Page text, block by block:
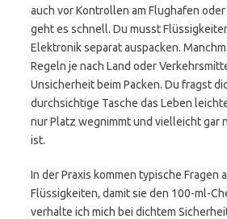
auch vor Kontrollen am Flughafen
geht es schnell. Du musst
Elektronik separat auspacken.
Regeln je nach Land oder
Unsicherheit beim Packen. Du fragst
durchsichtige Tasche das Leben
nur Platz wegnimmt und vielleicht gar
ist.
In der Praxis kommen typische Fragen
Flüssigkeiten, damit sie den 100-ml-
verhalte ich mich bei dichtem